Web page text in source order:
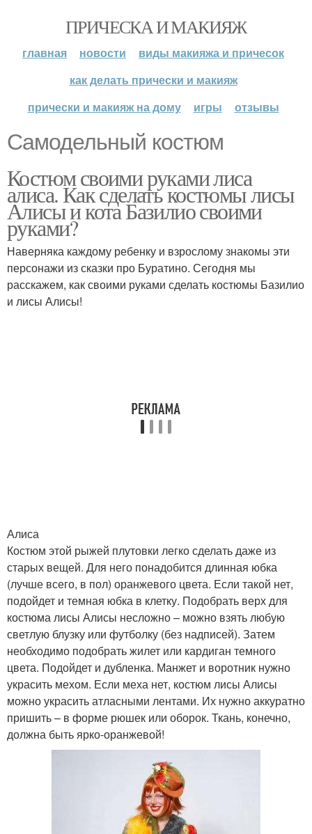
ПРИЧЕСКА И МАКИЯЖ
главная новости
виды макияжа и причесок
как делать прически и макияж
прически и макияж на дому
игры отзывы
Самодельный костюм
Костюм своими руками лиса
алиса. Как сделать костюмы лисы
Алисы и кота Базилио своими
руками?
Наверняка каждому ребенку и взрослому знакомы эти
персонажи из сказки про Буратино. Сегодня мы
расскажем, как своими руками сделать костюмы Базилио
и лисы Алисы!
Алиса
Костюм этой рыжей плутовки легко сделать даже из
старых вещей. Для него понадобится длинная юбка
(лучше всего, в пол) оранжевого цвета. Если такой нет,
подойдет и темная юбка в клетку. Подобрать верх для
костюма лисы Алисы несложно – можно взять любую
светлую блузку или футболку (без надписей). Затем
необходимо подобрать жилет или кардиган темного
цвета. Подойдет и дубленка. Манжет и воротник нужно
украсить мехом. Если меха нет, костюм лисы Алисы
можно украсить атласными лентами. Их нужно аккуратно
пришить – в форме рюшек или оборок. Ткань, конечно,
должна быть ярко-оранжевой!